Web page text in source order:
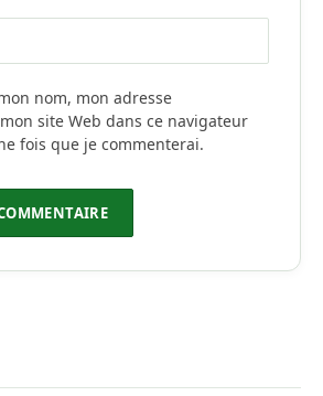
nom, mon adresse
site Web dans ce navigateur
fois que je commenterai.